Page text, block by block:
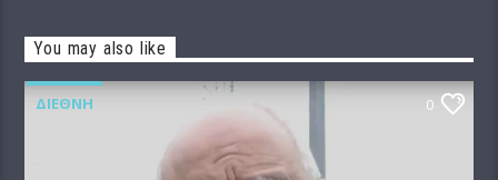
You may also like
ΔΙΕΘΝΉ 0